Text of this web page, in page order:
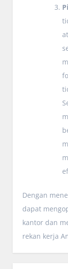
Dengan
dapat
kantor dan
rekan kerja